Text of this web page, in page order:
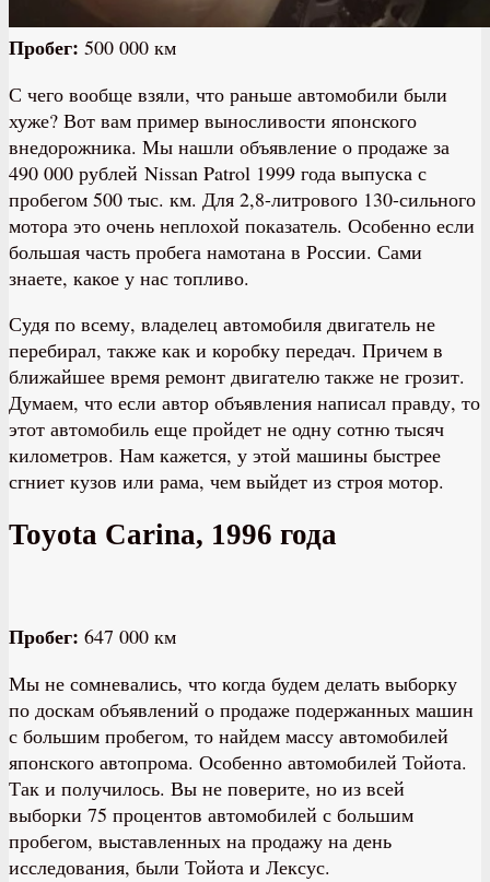
Пробег: 500 000 км
С чего вообще взяли, что раньше автомобили были
хуже? Вот вам пример выносливости японского
внедорожника. Мы нашли объявление о продаже за
490 000 рублей Nissan Patrol 1999 года выпуска с
пробегом 500 тыс. км. Для 2,8-литрового 130-сильного
мотора это очень неплохой показатель. Особенно если
большая часть пробега намотана в России. Сами
знаете, какое у нас топливо.
Судя по всему, владелец автомобиля двигатель не
перебирал, также как и коробку передач. Причем в
ближайшее время ремонт двигателю также не грозит.
Думаем, что если автор объявления написал правду, то
этот автомобиль еще пройдет не одну сотню тысяч
километров. Нам кажется, у этой машины быстрее
сгниет кузов или рама, чем выйдет из строя мотор.
Toyota Carina, 1996 года
Пробег: 647 000 км
Мы не сомневались, что когда будем делать выборку
по доскам объявлений о продаже подержанных машин
с большим пробегом, то найдем массу автомобилей
японского автопрома. Особенно автомобилей Тойота.
Так и получилось. Вы не поверите, но из всей
выборки 75 процентов автомобилей с большим
пробегом, выставленных на продажу на день
исследования, были Тойота и Лексус.